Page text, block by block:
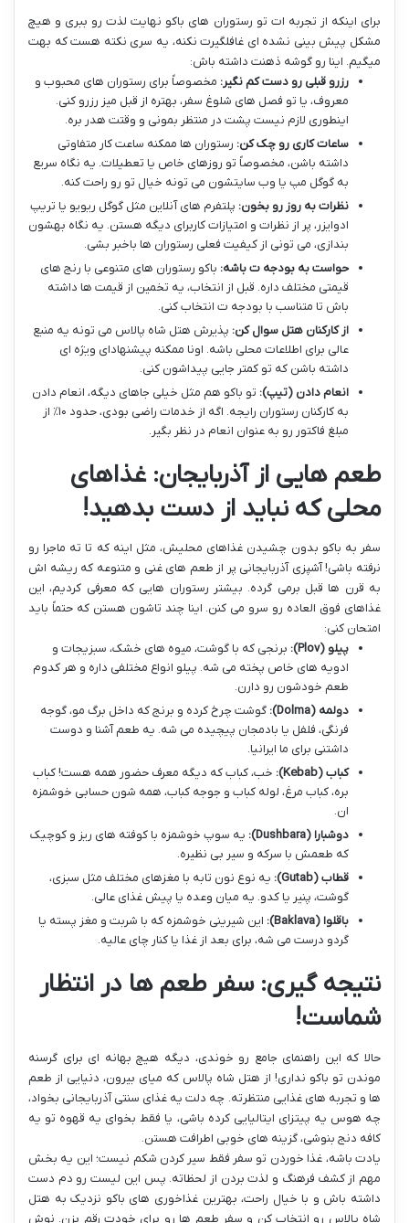
برای اینکه از تجربه ات تو رستوران های باکو نهایت لذت رو ببری و هیچ
مشکل پیش بینی نشده ای غافلگیرت نکنه، یه سری نکته هست که بهت
میگیم. اینا رو گوشه ذهنت داشته باش:
رزرو قبلی رو دست کم نگیر: مخصوصاً برای رستوران های محبوب و
معروف، یا تو فصل های شلوغ سفر، بهتره از قبل میز رزرو کنی.
اینطوری لازم نیست پشت در منتظر بمونی و وقتت هدر بره.
ساعات کاری رو چک کن: رستوران ها ممکنه ساعت کار متفاوتی
داشته باشن، مخصوصاً تو روزهای خاص یا تعطیلات. یه نگاه سریع
به گوگل مپ یا وب سایتشون می تونه خیال تو رو راحت کنه.
نظرات به روز رو بخون: پلتفرم های آنلاین مثل گوگل ریویو یا تریپ
ادوایزر، پر از نظرات و امتیازات کاربرای دیگه هستن. یه نگاه بهشون
بندازی، می تونی از کیفیت فعلی رستوران ها باخبر بشی.
حواست به بودجه ت باشه: باکو رستوران های متنوعی با رنج های
قیمتی مختلف داره. قبل از انتخاب، یه تخمین از قیمت ها داشته
باش تا متناسب با بودجه ت انتخاب کنی.
از کارکنان هتل سوال کن: پذیرش هتل شاه پالاس می تونه یه منبع
عالی برای اطلاعات محلی باشه. اونا ممکنه پیشنهادای ویژه ای
داشته باشن که تو کمتر جایی پیداشون کنی.
انعام دادن (تیپ): تو باکو هم مثل خیلی جاهای دیگه، انعام دادن
به کارکنان رستوران رایجه. اگه از خدمات راضی بودی، حدود ۱۰٪ از
مبلغ فاکتور رو به عنوان انعام در نظر بگیر.
طعم هایی از آذربایجان: غذاهای
محلی که نباید از دست بدهید!
سفر به باکو بدون چشیدن غذاهای محلیش، مثل اینه که تا ته ماجرا رو
نرفته باشی! آشپزی آذربایجانی پر از طعم های غنی و متنوعه که ریشه اش
به قرن ها قبل برمی گرده. بیشتر رستوران هایی که معرفی کردیم، این
غذاهای فوق العاده رو سرو می کنن. اینا چند تاشون هستن که حتماً باید
امتحان کنی:
پیلو (Plov):
برنجی که با گوشت، میوه های خشک، سبزیجات و
ادویه های خاص پخته می شه. پیلو انواع مختلفی داره و هر کدوم
طعم خودشون رو دارن.
دولمه (Dolma):
گوشت چرخ کرده و برنج که داخل برگ مو، گوجه
فرنگی، فلفل یا بادمجان پیچیده می شه. یه طعم آشنا و دوست
داشتنی برای ما ایرانیا.
کباب (Kebab):
خب، کباب که دیگه معرف حضور همه هست! کباب
بره، کباب مرغ، لوله کباب و جوجه کباب، همه شون حسابی خوشمزه
ان.
دوشبارا (Dushbara):
یه سوپ خوشمزه با کوفته های ریز و کوچیک
که طعمش با سرکه و سیر بی نظیره.
قطاب (Gutab):
یه نوع نون تابه با مغزهای مختلف مثل سبزی،
گوشت، پنیر یا کدو. یه میان وعده یا پیش غذای عالی.
باقلوا (Baklava):
این شیرینی خوشمزه که با شربت و مغز پسته یا
گردو درست می شه، برای بعد از غذا یا کنار چای عالیه.
نتیجه گیری: سفر طعم ها در انتظار
شماست!
حالا که این راهنمای جامع رو خوندی، دیگه هیچ بهانه ای برای گرسنه
موندن تو باکو نداری! از هتل شاه پالاس که میای بیرون، دنیایی از طعم
ها و تجربه های غذایی منتظرته. چه دلت یه غذای سنتی آذربایجانی بخواد،
چه هوس یه پیتزای ایتالیایی کرده باشی، یا فقط بخوای یه قهوه تو یه
کافه دنج بنوشی، گزینه های خوبی اطرافت هستن.
یادت باشه، غذا خوردن تو سفر فقط سیر کردن شکم نیست؛ این یه بخش
مهم از کشف فرهنگ و لذت بردن از لحظاته. پس این لیست رو دم دست
داشته باش و با خیال راحت، بهترین غذاخوری های باکو نزدیک به هتل
شاه پالاس رو انتخاب کن و سفر طعم ها رو برای خودت رقم بزن. نوش